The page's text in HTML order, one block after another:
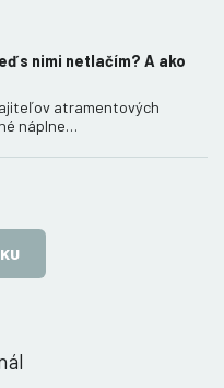
s nimi netlačím? A ako
atramentových
náplne…